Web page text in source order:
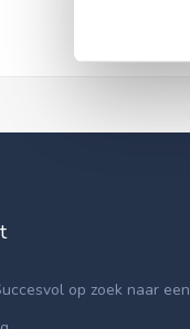
op zoek naar